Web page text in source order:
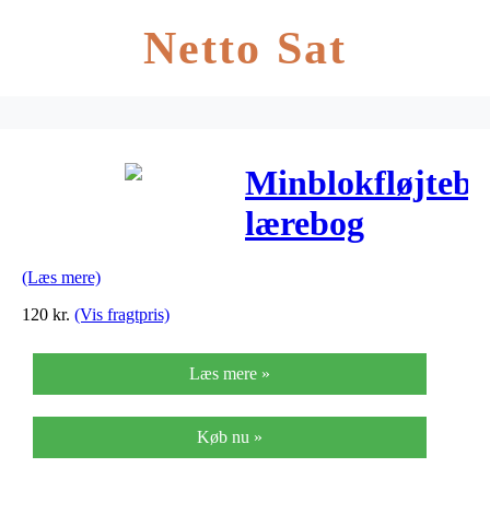
Netto Sat
lærebog
(Læs mere)
120 kr. (Vis fragtpris)
Læs mere »
Køb nu »